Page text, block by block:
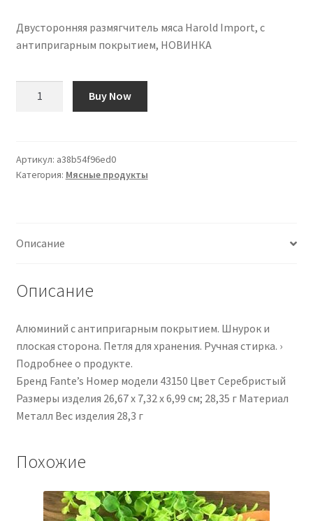
Двусторонняя размягчитель мяса Harold Import, с
антипригарным покрытием, НОВИНКА
Double
Sided
Stick
Buy Now
Артикул: a38b54f96ed0
Категория: Мясные продукты
Описание
Описание
Алюминий с антипригарным покрытием. Шнурок и
плоская сторона. Петля для хранения. Ручная стирка. ›
Подробнее о продукте.
Бренд ‎Fante’s Номер модели ‎43150 Цвет ‎Серебристый
Размеры изделия ‎26,67 x 7,32 x 6,99 см; 28,35 г Материал
‎Металл Вес изделия ‎28,3 г
Похожие